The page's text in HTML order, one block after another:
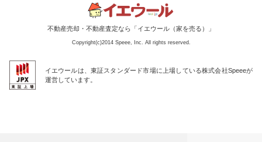
不動産売却・不動産査定なら「イエウール（家を売る）」
Copyright(c)2014 Speee, Inc. All rights reserved.
イエウールは、東証スタンダード市場に上場している株式会社Speeeが
運営しています。